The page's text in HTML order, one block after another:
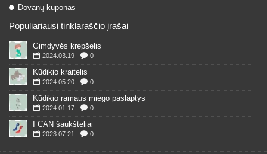
Dovanų kuponas
Populiariausi tinklaraščio įrašai
Gimdyvės krepšelis
2024.03.19 0
Kūdikio kraitelis
2024.05.20 0
Kūdikio ramaus miego paslaptys
2024.01.17 0
I CAN šaukšteliai
2023.07.21 0